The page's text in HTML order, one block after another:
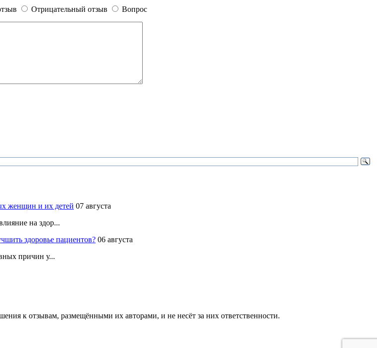
Отрицательный отзыв Вопрос
женщин и их детей 07 августа
на здор...
здоровье пациентов? 06 августа
причин у...
к отзывам, размещёнными их авторами, и не несёт за них ответственности.